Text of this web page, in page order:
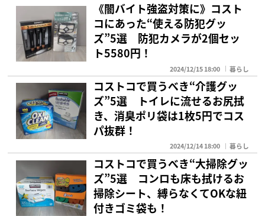
《闇バイト強盗対策に》コスト
コにあった“使える防犯グッ
ズ”5選 防犯カメラが2個セッ
ト5580円！
2024/12/15 18:00 暮らし
コストコで買うべき“介護グッ
ズ”5選 トイレに流せるお尻拭
き、消臭ポリ袋は1枚5円でコス
パ抜群！
2024/12/14 18:00 暮らし
コストコで買うべき“大掃除グッ
ズ”5選 コンロも床も拭けるお
掃除シート、縛らなくてOKな紐
付きゴミ袋も！